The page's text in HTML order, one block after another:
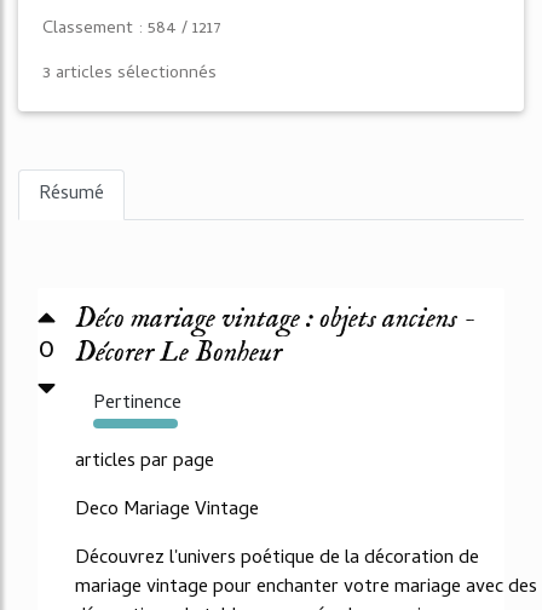
Classement : 584 / 1217
3 articles sélectionnés
Résumé
0
Déco mariage vintage : objets anciens -
Décorer Le Bonheur
Pertinence
218%
articles par page
Deco Mariage Vintage
Découvrez l'univers poétique de la décoration de
mariage vintage pour enchanter votre mariage avec des